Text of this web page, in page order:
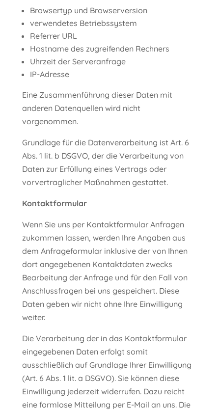
Browsertyp und Browserversion
verwendetes Betriebssystem
Referrer URL
Hostname des zugreifenden Rechners
Uhrzeit der Serveranfrage
IP-Adresse
Eine Zusammenführung dieser Daten mit
anderen Datenquellen wird nicht
vorgenommen.
Grundlage für die Datenverarbeitung ist Art. 6
Abs. 1 lit. b DSGVO, der die Verarbeitung von
Daten zur Erfüllung eines Vertrags oder
vorvertraglicher Maßnahmen gestattet.
Kontaktformular
Wenn Sie uns per Kontaktformular Anfragen
zukommen lassen, werden Ihre Angaben aus
dem Anfrageformular inklusive der von Ihnen
dort angegebenen Kontaktdaten zwecks
Bearbeitung der Anfrage und für den Fall von
Anschlussfragen bei uns gespeichert. Diese
Daten geben wir nicht ohne Ihre Einwilligung
weiter.
Die Verarbeitung der in das Kontaktformular
eingegebenen Daten erfolgt somit
ausschließlich auf Grundlage Ihrer Einwilligung
(Art. 6 Abs. 1 lit. a DSGVO). Sie können diese
Einwilligung jederzeit widerrufen. Dazu reicht
eine formlose Mitteilung per E-Mail an uns. Die